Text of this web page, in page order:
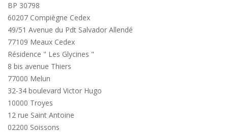
BP 30798
60207 Compiègne Cedex
49/51 Avenue du Pdt Salvador Allendé
77109 Meaux Cedex
Résidence " Les Glycines "
8 bis avenue Thiers
77000 Melun
32-34 boulevard Victor Hugo
10000 Troyes
12 rue Saint Antoine
02200 Soissons